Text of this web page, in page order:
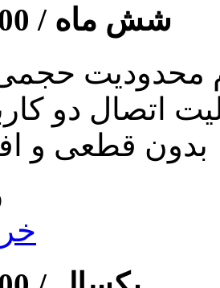
شش ماه /
محدودیت
اتصال دو
بدون قطعی و